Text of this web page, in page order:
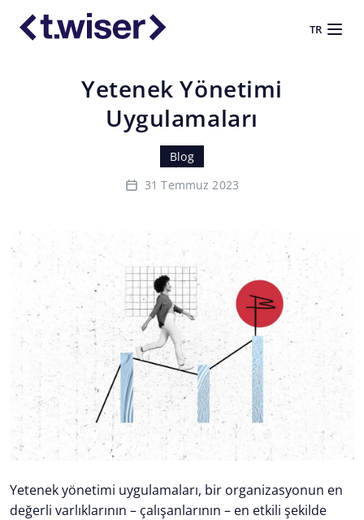
TR
Yetenek Yönetimi
Uygulamaları
Blog
31 Temmuz 2023
Yetenek yönetimi uygulamaları, bir organizasyonun en
değerli varlıklarının – çalışanlarının – en etkili şekilde